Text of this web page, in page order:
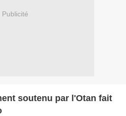
Publicité
soutenu par l'Otan fait